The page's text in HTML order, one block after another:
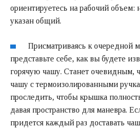
ориентируетесь на рабочий объем:
указан общий.
Присматриваясь к очередной
представьте себе, как вы будете
горячую чашу. Станет очевидным,
чашу с термоизолированными
проследить, чтобы крышка
давая пространство для маневра.
придется каждый раз доставать